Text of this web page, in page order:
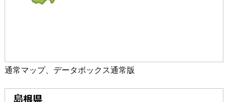
通常マップ、データボックス通常版